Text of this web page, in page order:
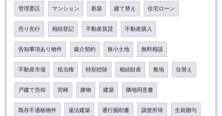
管理委託 マンション 新築 建て替え 住宅ローン
売り先行 相続登記 不動産賃貸 不動産購入
告知事項あり物件 媒介契約 狭小土地 無料相談
不動産市場 抵当権 特別控除 相続財産 敷地 住替え
戸建て売却 宮崎 建物 建築 隣地同意書
既存不適格物件 違法建築 通行掘削書 譲渡所得 生前贈与